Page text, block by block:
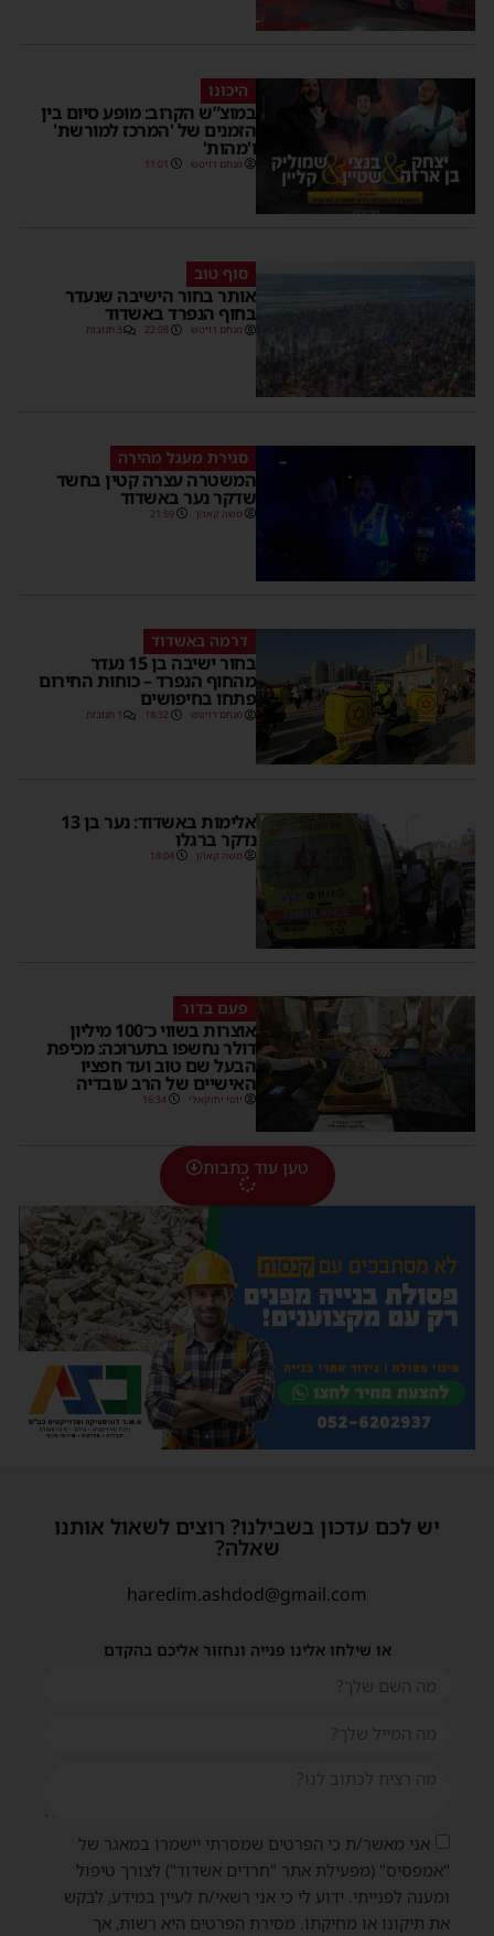
היכונו
במוצ”ש הקרוב: מופע סיום בין
הזמנים של 'המרכז למורשת'
ו'מהות'
מנחם דויטש 11:01
סוף טוב
אותר בחור הישיבה שנעדר
בחוף הנפרד באשדוד
מנחם דויטש 22:08 3 תגובות
סגירת מעגל מהירה
המשטרה עצרה קטין בחשד
שדקר נער באשדוד
משה קאהן 21:59
דרמה באשדוד
בחור ישיבה בן 15 נעדר
מהחוף הנפרד – כוחות החירום
פתחו בחיפושים
מנחם דויטש 18:32 1 תגובות
אלימות באשדוד: נער בן 13
נדקר ברגלו
משה קאהן 18:04
פעם בדור
אוצרות בשווי כ־100 מיליון
דולר נחשפו בתערוכה: מכיפת
הבעל שם טוב ועד חפציו
האישיים של הרב עובדיה
יוסי יחזקאלי 16:34
טען עוד כתבות
יש לכם עדכון בשבילנו? רוצים לשאול אותנו
שאלה?
haredim.ashdod@gmail.com
או שילחו אלינו פנייה ונחזור אליכם בהקדם
אני מאשר/ת כי הפרטים שמסרתי יישמרו במאגר של
"אמפסיס" (מפעילת אתר "חרדים אשדוד") לצורך טיפול
ומענה לפנייתי. ידוע לי כי אני רשאי/ת לעיין במידע, לבקש
את תיקונו או מחיקתו. מסירת הפרטים היא רשות, אך